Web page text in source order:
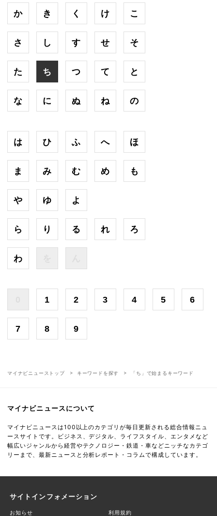
か き く け こ
さ し す せ そ
た ち つ て と
な に ぬ ね の
は ひ ふ へ ほ
ま み む め も
や ゆ よ
ら り る れ ろ
わ
1 2 3 4 5 6
7 8 9
マイナビニューストップ キーワードを探す 「ち」で始まるキーワード
マイナビニュースについて
マイナビニュースは100以上のカテゴリが毎日更新される総合情報ニュ
ースサイトです。ビジネス、デジタル、ライフスタイル、エンタメなど
幅広いジャンルから経営やテクノロジー・鉄道・車などニッチなカテゴ
リーまで、最新ニュースと分析レポート・コラムで構成しています。
サイトインフォメーション
お知らせ 利用規約